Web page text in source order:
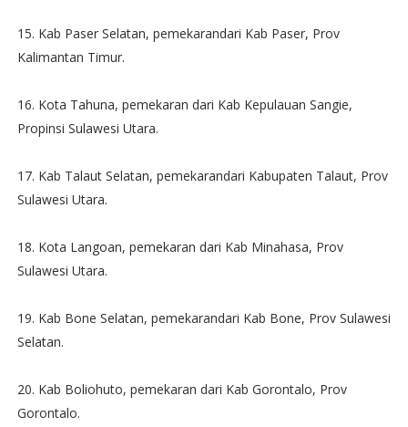
15. Kab Paser Selatan, pemekarandari Kab Paser, Prov
Kalimantan Timur.
16. Kota Tahuna, pemekaran dari Kab Kepulauan Sangie,
Propinsi Sulawesi Utara.
17. Kab Talaut Selatan, pemekarandari Kabupaten Talaut, Prov
Sulawesi Utara.
18. Kota Langoan, pemekaran dari Kab Minahasa, Prov
Sulawesi Utara.
19. Kab Bone Selatan, pemekarandari Kab Bone, Prov Sulawesi
Selatan.
20. Kab Boliohuto, pemekaran dari Kab Gorontalo, Prov
Gorontalo.